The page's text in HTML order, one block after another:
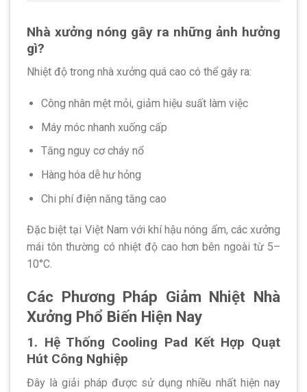
Nhà xưởng nóng gây ra những ảnh hưởng
gì?
Nhiệt độ trong nhà xưởng quá cao có thể gây ra:
Công nhân mệt mỏi, giảm hiệu suất làm việc
Máy móc nhanh xuống cấp
Tăng nguy cơ cháy nổ
Hàng hóa dễ hư hỏng
Chi phí điện năng tăng cao
Đặc biệt tại Việt Nam với khí hậu nóng ẩm, các xưởng
mái tôn thường có nhiệt độ cao hơn bên ngoài từ 5–
10°C.
Các Phương Pháp Giảm Nhiệt Nhà
Xưởng Phổ Biến Hiện Nay
1. Hệ Thống Cooling Pad Kết Hợp Quạt
Hút Công Nghiệp
Đây là giải pháp được sử dụng nhiều nhất hiện nay